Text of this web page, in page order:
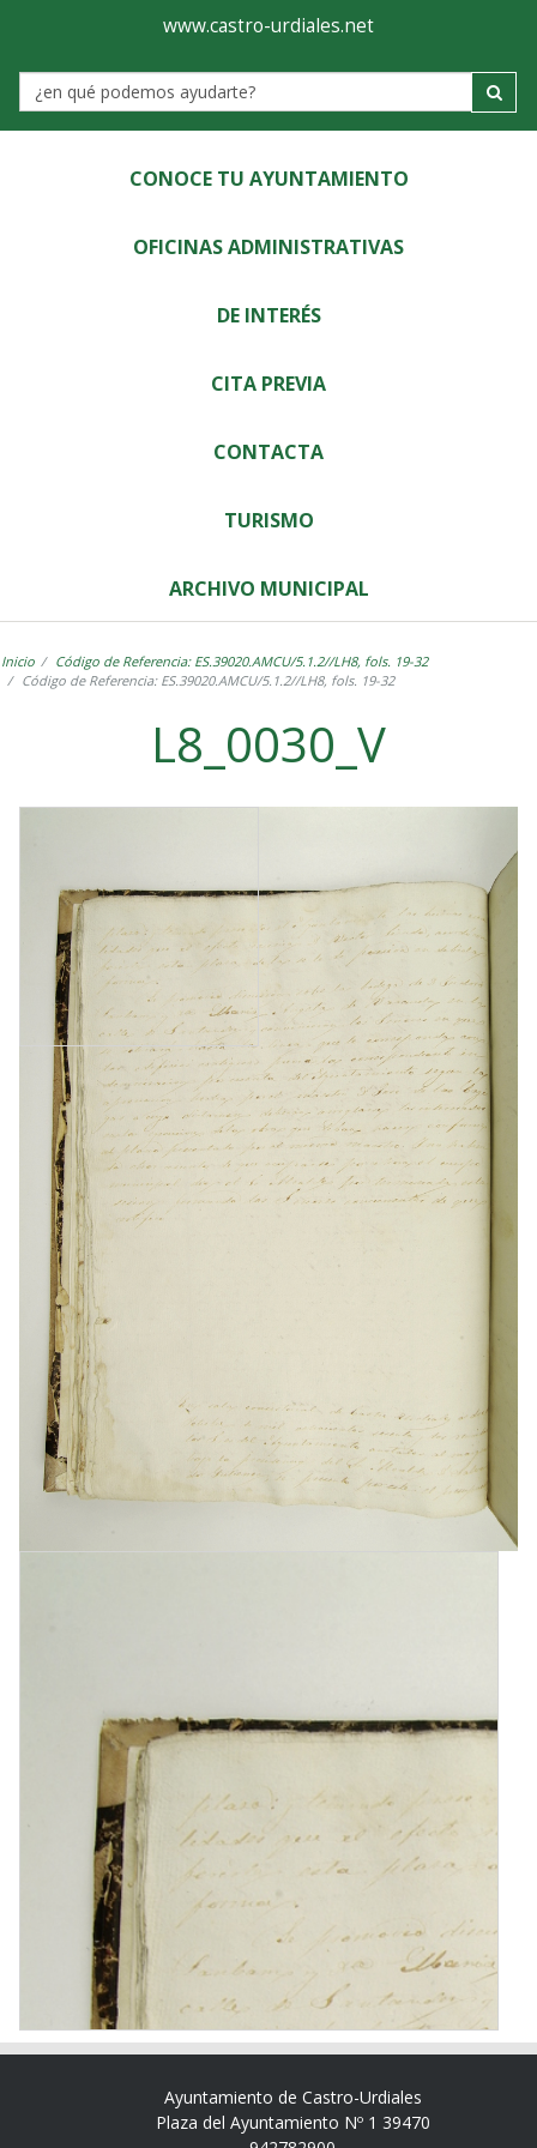
Ayuntamiento
de
Castro-
Urdiales
www.castro-urdiales.net
Label
CONOCE TU AYUNTAMIENTO
OFICINAS ADMINISTRATIVAS
DE INTERÉS
CITA PREVIA
CONTACTA
TURISMO
ARCHIVO MUNICIPAL
Inicio
Código de Referencia: ES.39020.AMCU/5.1.2//LH8, fols. 19-32
Código de Referencia: ES.39020.AMCU/5.1.2//LH8, fols. 19-32
L8_0030_V
Ayuntamiento de Castro-Urdiales
Plaza del Ayuntamiento Nº 1 39470